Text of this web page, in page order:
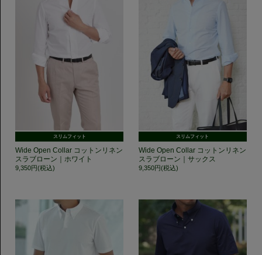
スリムフィット
Wide Open Collar コットンリネン
スラブローン｜ホワイト
9,350円(税込)
スリムフィット
Wide Open Collar コットンリネン
スラブローン｜サックス
9,350円(税込)